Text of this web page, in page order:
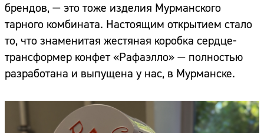
брендов, — это тоже изделия Мурманского
тарного комбината. Настоящим открытием стало
то, что знаменитая жестяная коробка сердце-
трансформер конфет «Рафаэлло» — полностью
разработана и выпущена у нас, в Мурманске.